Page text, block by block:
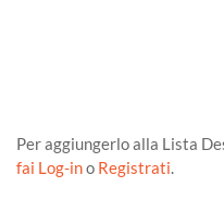
Per aggiungerlo alla Lista
fai Log-ino Registrati.